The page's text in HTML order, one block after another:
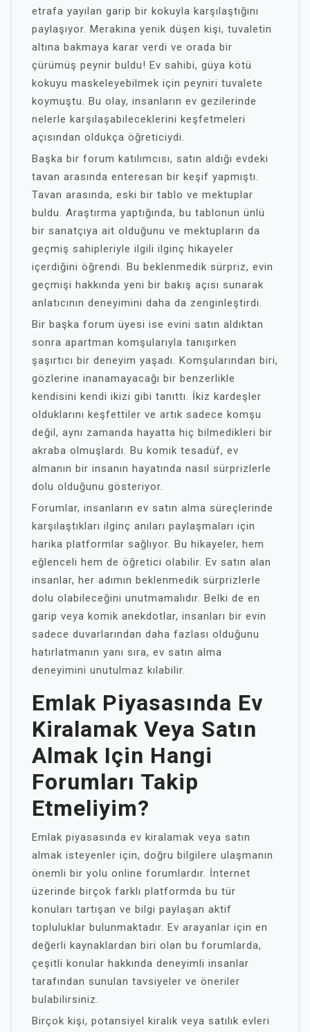
etrafa yayılan garip bir kokuyla karşılaştığını
paylaşıyor. Merakına yenik düşen kişi, tuvaletin
altına bakmaya karar verdi ve orada bir
çürümüş peynir buldu! Ev sahibi, güya kötü
kokuyu maskeleyebilmek için peyniri tuvalete
koymuştu. Bu olay, insanların ev gezilerinde
nelerle karşılaşabileceklerini keşfetmeleri
açısından oldukça öğreticiydi.
Başka bir forum katılımcısı, satın aldığı evdeki
tavan arasında enteresan bir keşif yapmıştı.
Tavan arasında, eski bir tablo ve mektuplar
buldu. Araştırma yaptığında, bu tablonun ünlü
bir sanatçıya ait olduğunu ve mektupların da
geçmiş sahipleriyle ilgili ilginç hikayeler
içerdiğini öğrendi. Bu beklenmedik sürpriz, evin
geçmişi hakkında yeni bir bakış açısı sunarak
anlatıcının deneyimini daha da zenginleştirdi.
Bir başka forum üyesi ise evini satın aldıktan
sonra apartman komşularıyla tanışırken
şaşırtıcı bir deneyim yaşadı. Komşularından biri,
gözlerine inanamayacağı bir benzerlikle
kendisini kendi ikizi gibi tanıttı. İkiz kardeşler
olduklarını keşfettiler ve artık sadece komşu
değil, aynı zamanda hayatta hiç bilmedikleri bir
akraba olmuşlardı. Bu komik tesadüf, ev
almanın bir insanın hayatında nasıl sürprizlerle
dolu olduğunu gösteriyor.
Forumlar, insanların ev satın alma süreçlerinde
karşılaştıkları ilginç anıları paylaşmaları için
harika platformlar sağlıyor. Bu hikayeler, hem
eğlenceli hem de öğretici olabilir. Ev satın alan
insanlar, her adımın beklenmedik sürprizlerle
dolu olabileceğini unutmamalıdır. Belki de en
garip veya komik anekdotlar, insanları bir evin
sadece duvarlarından daha fazlası olduğunu
hatırlatmanın yanı sıra, ev satın alma
deneyimini unutulmaz kılabilir.
Emlak Piyasasında Ev
Kiralamak Veya Satın
Almak Için Hangi
Forumları Takip
Etmeliyim?
Emlak piyasasında ev kiralamak veya satın
almak isteyenler için, doğru bilgilere ulaşmanın
önemli bir yolu online forumlardır. İnternet
üzerinde birçok farklı platformda bu tür
konuları tartışan ve bilgi paylaşan aktif
topluluklar bulunmaktadır. Ev arayanlar için en
değerli kaynaklardan biri olan bu forumlarda,
çeşitli konular hakkında deneyimli insanlar
tarafından sunulan tavsiyeler ve öneriler
bulabilirsiniz.
Birçok kişi, potansiyel kiralık veya satılık evleri